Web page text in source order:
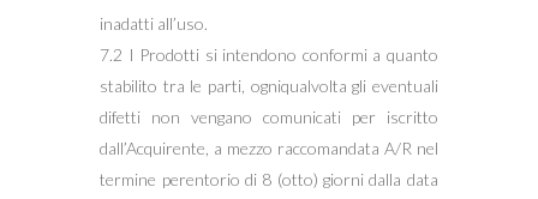
inadatti all’uso.
7.2 I Prodotti si intendono conformi a quanto
stabilito tra le parti, ogniqualvolta gli eventuali
difetti non vengano comunicati per iscritto
dall’Acquirente, a mezzo raccomandata A/R nel
termine perentorio di 8 (otto) giorni dalla data